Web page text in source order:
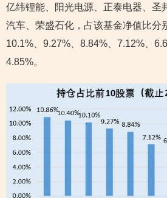
亿纬锂能、阳光电源、正泰电器、圣
汽车、荣盛石化，占该基金净值比分
10.1%、9.27%、8.84%、7.12%、
4.85%。